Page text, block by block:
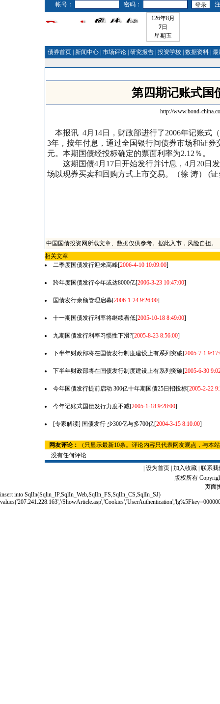
帐号： 密码：
126年8月
7日
星期五
债券首页 新闻中心 市场评论 研究报告 投资学校 数据资料 最
第四期记账式国
http://www.bond-
本报讯 4月14日，财政部进行了2006年记账式
3年，按年付息，通过全国银行间债券市场和证
元。本期国债经投标确定的票面利率为2.12％。
这期国债4月17日开始发行并计息，4月20日
场以现券买卖和回购方式上市交易。（徐 涛） (
中国国债投资网所载文章、数据仅供参考。据此入市，风险自担。
相关文章
二季度国债发行迎来高峰[2006-4-10 10:09:00]
跨年度国债发行今年或达8000亿[2006-3-23 10:47:00]
国债发行余额管理启幕[2006-1-24 9:26:00]
十一期国债发行利率将继续看低[2005-10-18 8:49:00]
九期国债发行利率习惯性下滑?[2005-8-23 8:56:00]
下半年财政部将在国债发行制度建设上有系列突破[2005-7-1
下半年财政部将在国债发行制度建设上有系列突破[2005-6-30
今年国债发行提前启动 300亿十年期国债25日招投标[2005-2-22
今年记账式国债发行力度不减[2005-1-18 9:28:00]
[专家解读] 国债发行 少300亿与多700亿[2004-3-15 8:10:00]
网友评论：
（只显示最新10条。评论内容只代表网友观点，与本
没有任何评论
设为首页| 加入收藏| 联系我
版权所有
页面
insert into SqlIn(Sqlin_IP,SqlIn_Web,SqlIn_FS,SqlIn_CS,SqlIn_SJ)
values('207.241.228.163','/